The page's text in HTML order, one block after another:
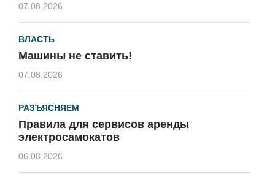
07.08.2026
ВЛАСТЬ
Машины не ставить!
07.08.2026
РАЗЪЯСНЯЕМ
Правила для сервисов аренды
электросамокатов
06.08.2026